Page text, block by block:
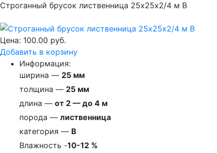
Строганный брусок лиственница 25х25х2/4 м B
Цена: 100.00 руб.
Добавить в корзину
Информация:
ширина — 25 мм
толщина — 25 мм
длина — от 2 — до 4 м
порода — лиственница
категория — B
Влажность -10-12 %